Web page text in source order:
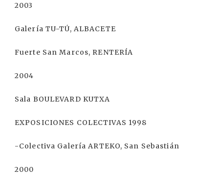
2003
Galería TU-TÚ, ALBACETE
Fuerte San Marcos, RENTERÍA
2004
Sala BOULEVARD KUTXA
EXPOSICIONES COLECTIVAS 1998
-Colectiva Galería ARTEKO, San Sebastián
2000